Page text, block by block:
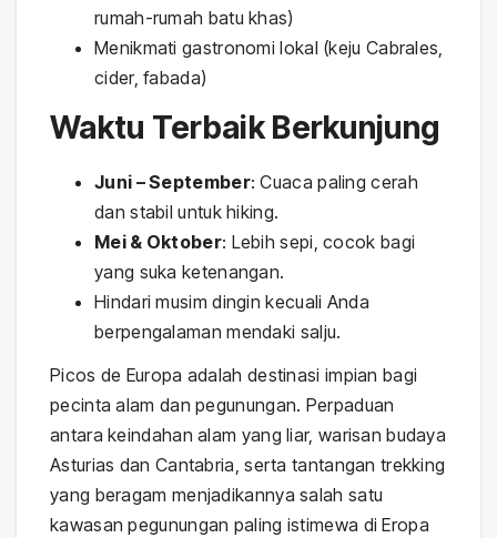
rumah-rumah batu khas)
Menikmati gastronomi lokal (keju Cabrales,
cider, fabada)
Waktu Terbaik Berkunjung
Juni – September: Cuaca paling cerah
dan stabil untuk hiking.
Mei & Oktober: Lebih sepi, cocok bagi
yang suka ketenangan.
Hindari musim dingin kecuali Anda
berpengalaman mendaki salju.
Picos de Europa adalah destinasi impian bagi
pecinta alam dan pegunungan. Perpaduan
antara keindahan alam yang liar, warisan budaya
Asturias dan Cantabria, serta tantangan trekking
yang beragam menjadikannya salah satu
kawasan pegunungan paling istimewa di Eropa